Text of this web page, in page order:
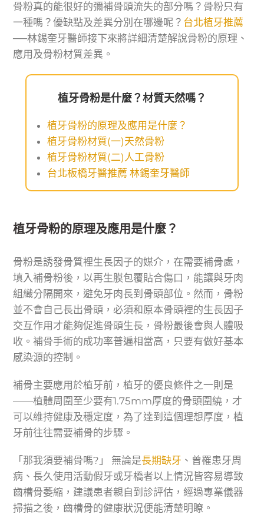
骨粉真的能很好的彌補骨頭流失的部分嗎？骨粉只有
一種嗎？優缺點及差異分別在哪邊呢？ 台北植牙推薦
──林錫奎牙醫師接下來將詳細清楚解說骨粉的原理、
應用及骨粉材質差異。
植牙骨粉是什麼？材質天然嗎？
植牙骨粉的原理及應用是什麼？
植牙骨粉材質(一)天然骨粉
植牙骨粉材質(二)人工骨粉
台北板橋牙醫推薦 林錫奎牙醫師
植牙骨粉的原理及應用是什麼？
骨粉是誘發骨質裡生長因子的媒介，在需要補骨處，
填入補骨粉後，以再生膜包覆貼合傷口，能讓與牙肉
組織分隔開來，避免牙肉長到骨頭部位。然而，骨粉
並不會自己長出骨頭，必須和原本骨頭裡的生長因子
交互作用才能夠促進骨頭生長，骨粉最後會與人體吸
收。補骨手術的成功率普遍相當高，只要有做好基本
感染源的控制。
補骨主要應用於植牙前，植牙的優良條件之一則是
——植體周圍至少要有1.75mm厚度的骨頭圍繞，才
可以維持健康及穩定度，為了達到這個理想厚度，植
牙前往往需要補骨的步驟。
「那我須要補骨嗎?」 無論是長期缺牙 、曾罹患牙周
病、長久使用活動假牙或牙橋者以上情況皆容易導致
齒槽骨萎縮，建議患者親自到診評估，經過專業儀器
掃描之後，齒槽骨的健康狀況便能清楚明瞭。